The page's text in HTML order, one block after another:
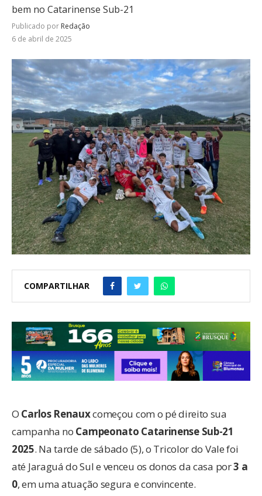
bem no Catarinense Sub-21
Publicado por Redação
6 de abril de 2025
COMPARTILHAR
O Carlos Renauxcomeçou com o pé direito sua
campanha no Campeonato Catarinense Sub-21
2025. Na tarde de sábado (5), o Tricolor do Vale foi
até Jaraguá do Sul e venceu os donos da casa por3 a
0, em uma atuação segura e convincente.